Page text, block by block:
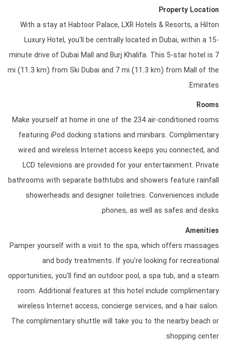
Property Location
With a stay at Habtoor Palace, LXR Hotels & Resorts, a Hilton
Luxury Hotel, you'll be centrally located in Dubai, within a 15-
minute drive of Dubai Mall and Burj Khalifa. This 5-star hotel is 7
mi (11.3 km) from Ski Dubai and 7 mi (11.3 km) from Mall of the
Emirates.
Rooms
Make yourself at home in one of the 234 air-conditioned rooms
featuring iPod docking stations and minibars. Complimentary
wired and wireless Internet access keeps you connected, and
LCD televisions are provided for your entertainment. Private
bathrooms with separate bathtubs and showers feature rainfall
showerheads and designer toiletries. Conveniences include
phones, as well as safes and desks.
Amenities
Pamper yourself with a visit to the spa, which offers massages
and body treatments. If you're looking for recreational
opportunities, you'll find an outdoor pool, a spa tub, and a steam
room. Additional features at this hotel include complimentary
wireless Internet access, concierge services, and a hair salon.
The complimentary shuttle will take you to the nearby beach or
shopping center.